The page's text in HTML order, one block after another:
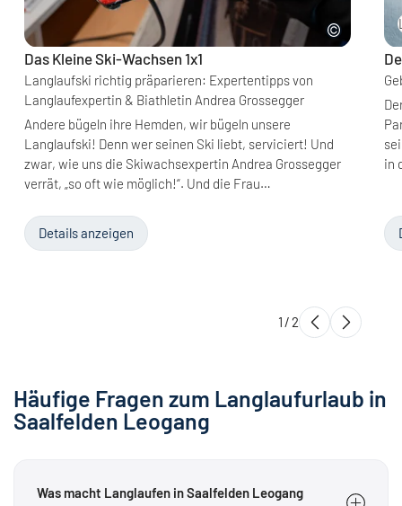
Das Kleine Ski-Wachsen 1x1
Langlaufski richtig präparieren: Expertentipps von
Langlaufexpertin & Biathletin Andrea Grossegger
Andere bügeln ihre Hemden, wir bügeln unsere
Langlaufski! Denn wer seinen Ski liebt, serviciert! Und
zwar, wie uns die Skiwachsexpertin Andrea Grossegger
verrät, „so oft wie möglich!“. Und die Frau…
Details anzeigen
in
1 / 2
Häufige Fragen zum Langlaufurlaub in
Saalfelden Leogang
Was macht Langlaufen in Saalfelden Leogang